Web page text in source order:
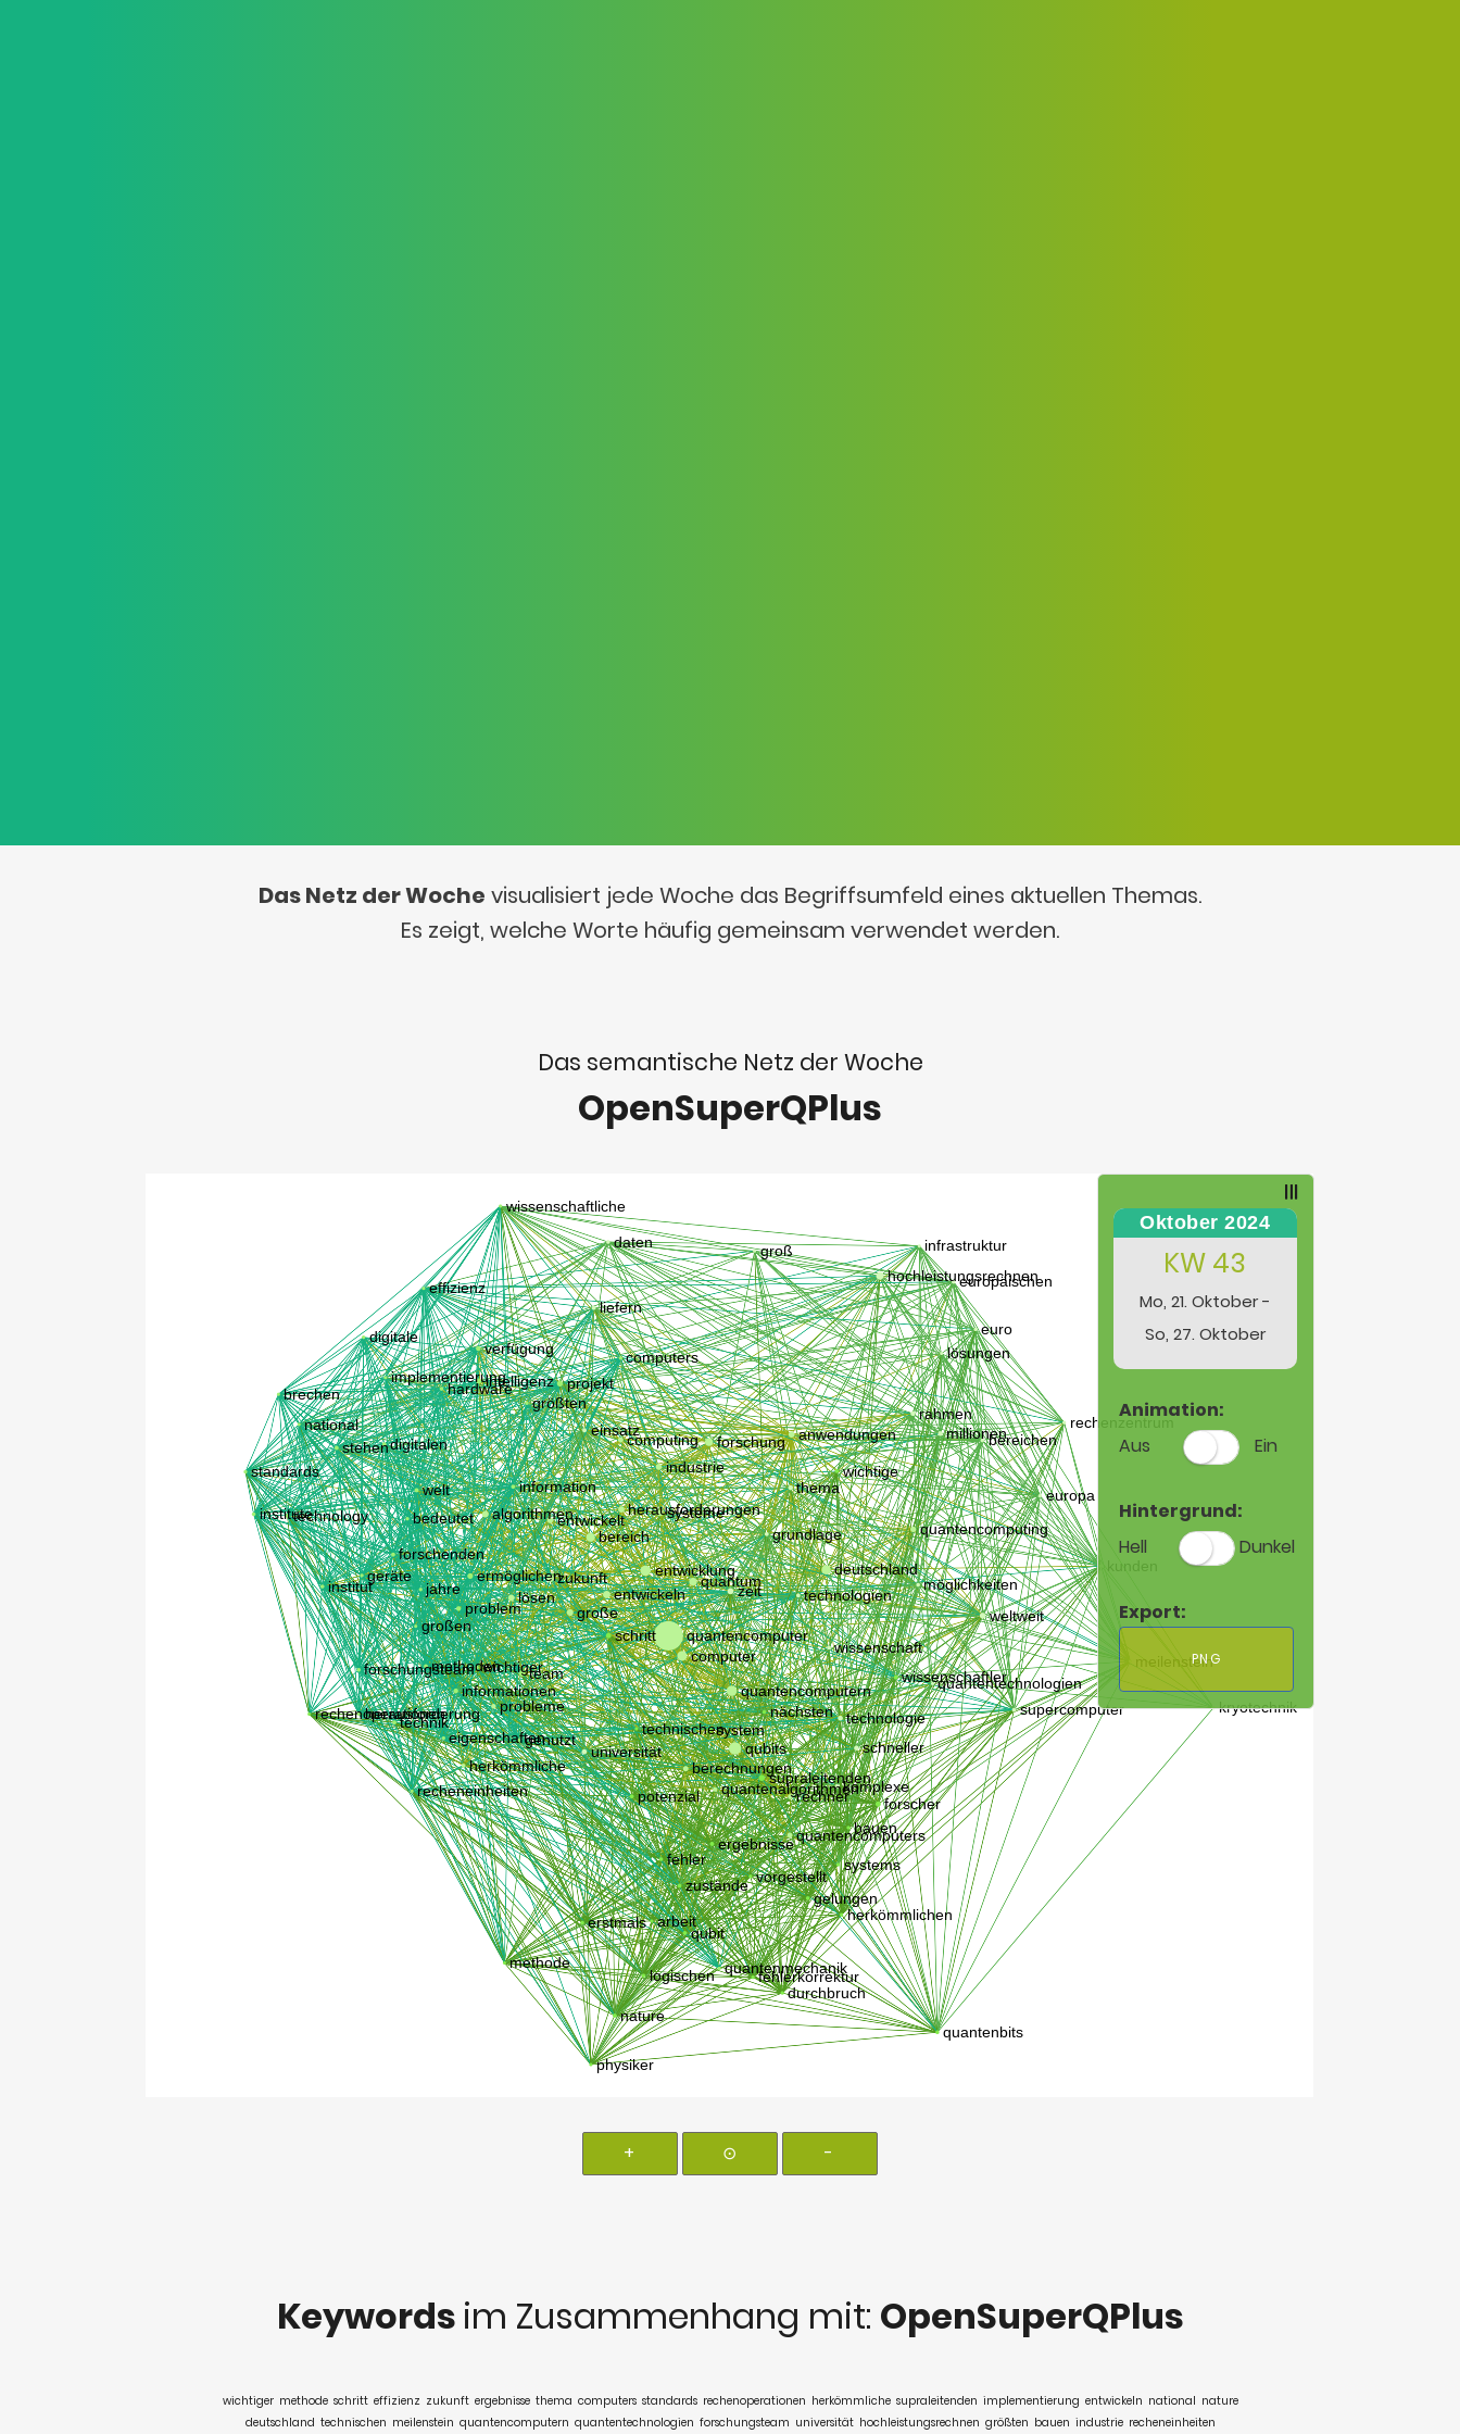
Das Netz der Woche visualisiert jede Woche das Begriffsumfeld eines aktuellen Themas.
Es zeigt, welche Worte häufig gemeinsam verwendet werden.
Das semantische Netz der Woche
OpenSuperQPlus
+ ⊙ -
Oktober 2024
KW 43
Mo, 21. Oktober -
So, 27. Oktober
Animation:
Aus
Ein
Hintergrund:
Hell
Dunkel
Export:
PNG
Keywords im Zusammenhang mit: OpenSuperQPlus
wichtiger methode schritt effizienz zukunft ergebnisse thema computers standards rechenoperationen herkömmliche supraleitenden implementierung entwickeln national nature
deutschland technischen meilenstein quantencomputern quantentechnologien forschungsteam universität hochleistungsrechnen größten bauen industrie recheneinheiten